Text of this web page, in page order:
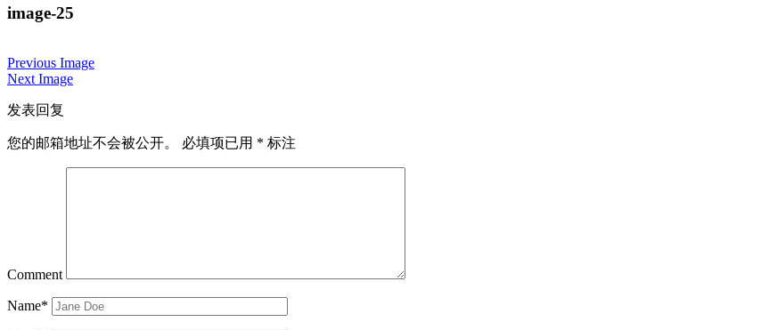
image-25
Previous Image
Next Image
发表回复
您的邮箱地址不会被公开。 必填项已用 * 标注
Comment
Name*